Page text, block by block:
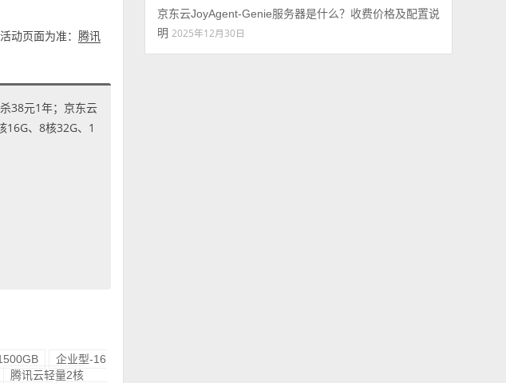
动页面为准：腾讯
38元1年；京东云
16G、8核32G、1
企业型-16
腾讯云轻量2核
京东云JoyAgent-Genie服务器是什么？收费价格及配置说
明 2025年12月30日